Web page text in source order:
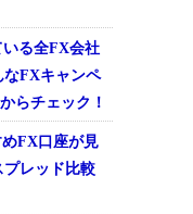
る全FX会社
なFXキャンペ
らチェック！
FX口座が見
プレッド比較